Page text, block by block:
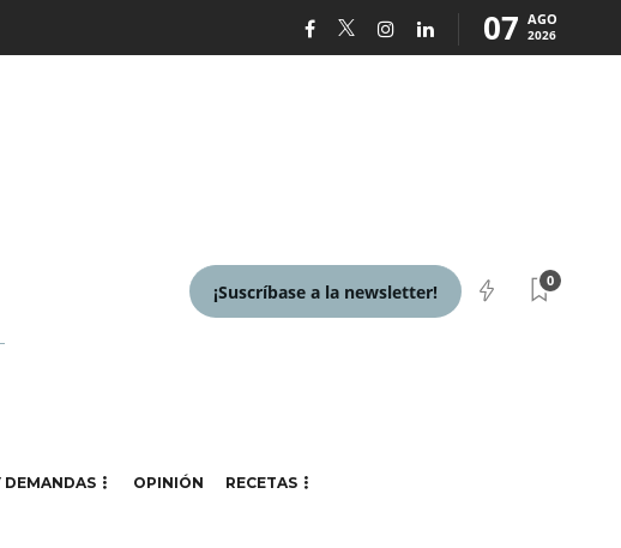
07 AGO
2026
¡Suscríbase a la newsletter!
0
DEMANDAS OPINIÓN RECETAS